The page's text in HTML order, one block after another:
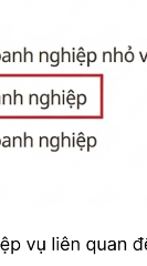
đơn vị sản
định không
bán trong
mỗi đơn vị